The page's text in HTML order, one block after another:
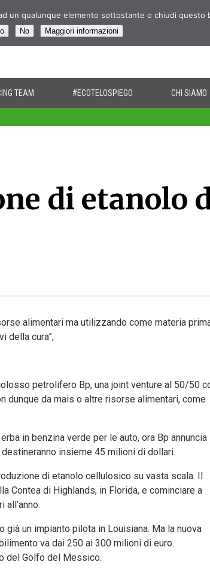
TEAM #ECOTELOSPIEGO CHI SIAMO
di etanolo
alimentari ma utilizzando come materia
della cura”,
petrolifero Bp, una joint venture al 50/50
dunque da mais o altre risorse alimentari, come
in benzina verde per le auto, ora Bp annuncia
insieme 45 milioni di dollari.
di etanolo cellulosico su vasta scala. Il
Contea di Highlands, in Florida, e cominciare a
un impianto pilota in Louisiana. Ma la nuova
va dai 250 ai 300 milioni di euro.
del Golfo del Messico.
un qualunque elemento sottostante o chiudi questo
No Maggiori informazioni